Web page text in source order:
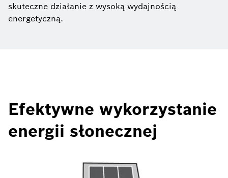
skuteczne działanie z wysoką wydajnością
energetyczną.
Efektywne wykorzystanie
energii słonecznej